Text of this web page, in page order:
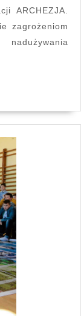
ARCHEZJA.
zagrożeniom